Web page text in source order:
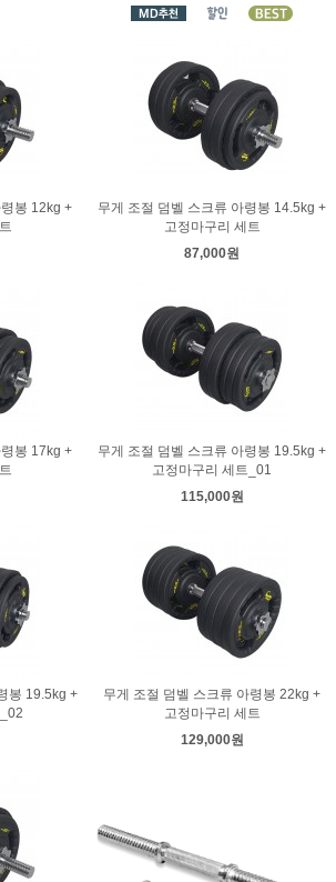
봉 12kg +
무게 조절 덤벨 스크류 아령봉 14.5kg +
고정마구리 세트
87,000원
봉 17kg +
무게 조절 덤벨 스크류 아령봉 19.5kg +
고정마구리 세트_01
115,000원
봉 19.5kg +
무게 조절 덤벨 스크류 아령봉 22kg +
고정마구리 세트
129,000원